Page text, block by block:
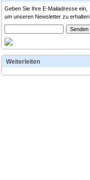
Geben Sie Ihre E-Mailadresse ein,
um unseren Newsletter zu erhalten
Weiterleiten